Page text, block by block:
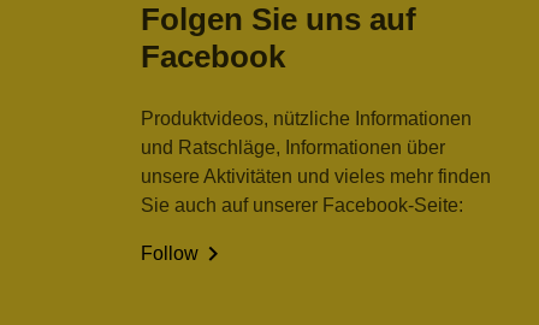
Folgen Sie uns auf
Facebook
Produktvideos, nützliche Informationen
und Ratschläge, Informationen über
unsere Aktivitäten und vieles mehr finden
Sie auch auf unserer Facebook-Seite:
Follow 